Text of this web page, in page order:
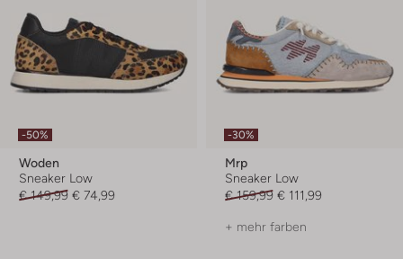
-50%
Woden
Sneaker Low
€ 149,99 € 74,99
-30%
Mrp
Sneaker Low
€ 159,99 € 111,99
+ mehr farben